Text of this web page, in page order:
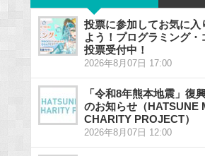
投票に参加してお気に入
よう！プログラミング・
投票受付中！
2026年8月07日 17:00
「令和8年熊本地震」復
のお知らせ（HATSUNE
CHARITY PROJECT）
2026年8月07日 12:00